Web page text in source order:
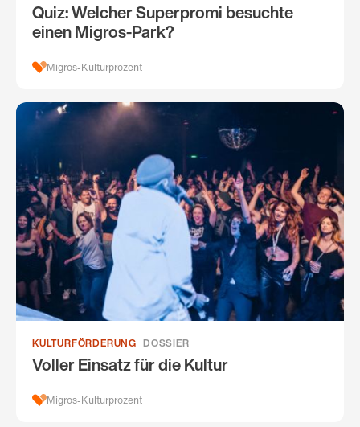
Quiz: Welcher Superpromi besuchte
einen Migros-Park?
Migros-Kulturprozent
KULTURFÖRDERUNG DOSSIER
Voller Einsatz für die Kultur
Migros-Kulturprozent